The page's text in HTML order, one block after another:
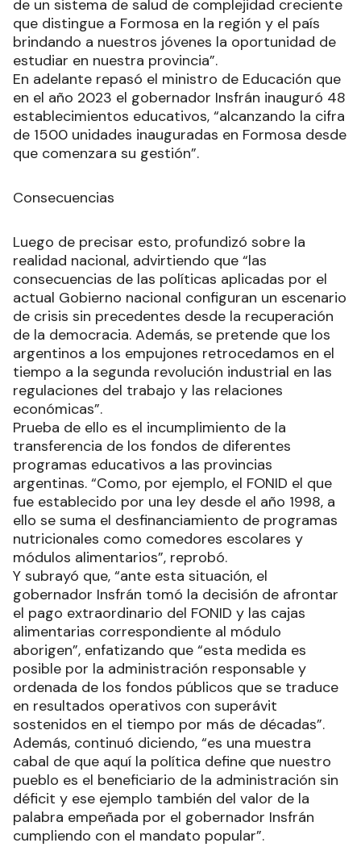
de un sistema de salud de complejidad creciente
que distingue a Formosa en la región y el país
brindando a nuestros jóvenes la oportunidad de
estudiar en nuestra provincia”.
En adelante repasó el ministro de Educación que
en el año 2023 el gobernador Insfrán inauguró 48
establecimientos educativos, “alcanzando la cifra
de 1500 unidades inauguradas en Formosa desde
que comenzara su gestión”.
Consecuencias
Luego de precisar esto, profundizó sobre la
realidad nacional, advirtiendo que “las
consecuencias de las políticas aplicadas por el
actual Gobierno nacional configuran un escenario
de crisis sin precedentes desde la recuperación
de la democracia. Además, se pretende que los
argentinos a los empujones retrocedamos en el
tiempo a la segunda revolución industrial en las
regulaciones del trabajo y las relaciones
económicas”.
Prueba de ello es el incumplimiento de la
transferencia de los fondos de diferentes
programas educativos a las provincias
argentinas. “Como, por ejemplo, el FONID el que
fue establecido por una ley desde el año 1998, a
ello se suma el desfinanciamiento de programas
nutricionales como comedores escolares y
módulos alimentarios”, reprobó.
Y subrayó que, “ante esta situación, el
gobernador Insfrán tomó la decisión de afrontar
el pago extraordinario del FONID y las cajas
alimentarias correspondiente al módulo
aborigen”, enfatizando que “esta medida es
posible por la administración responsable y
ordenada de los fondos públicos que se traduce
en resultados operativos con superávit
sostenidos en el tiempo por más de décadas”.
Además, continuó diciendo, “es una muestra
cabal de que aquí la política define que nuestro
pueblo es el beneficiario de la administración sin
déficit y ese ejemplo también del valor de la
palabra empeñada por el gobernador Insfrán
cumpliendo con el mandato popular”.